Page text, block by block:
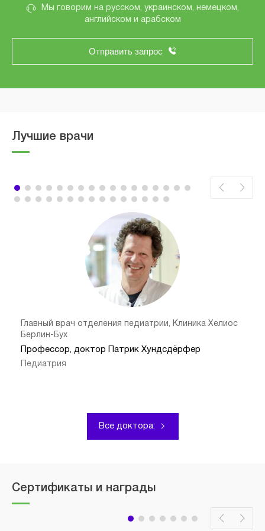
Мы говорим на русском, украинском, немецком,
английском и арабском
Отправить запрос
Лучшие врачи
Главный врач отделения педиатрии, Клиника Хелиос
Берлин-Бух
Профессор, доктор Патрик Хундсдёрфер
Педиатрия
Все доктора:
Сертификаты и награды